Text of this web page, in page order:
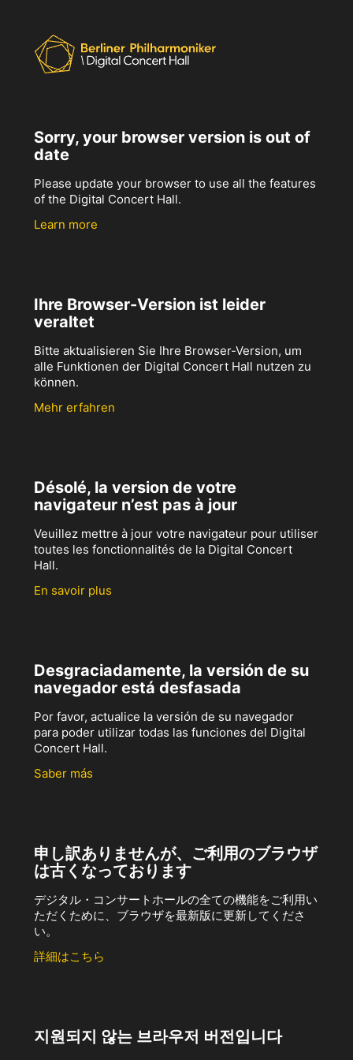
Sorry, your browser version is out of
date
Please update your browser to use all the features
of the Digital Concert Hall.
Learn more
Ihre Browser-Version ist leider
veraltet
Bitte aktualisieren Sie Ihre Browser-Version, um
alle Funktionen der Digital Concert Hall nutzen zu
können.
Mehr erfahren
Désolé, la version de votre
navigateur n’est pas à jour
Veuillez mettre à jour votre navigateur pour utiliser
toutes les fonctionnalités de la Digital Concert
Hall.
En savoir plus
Desgraciadamente, la versión de su
navegador está desfasada
Por favor, actualice la versión de su navegador
para poder utilizar todas las funciones del Digital
Concert Hall.
Saber más
申し訳ありませんが、ご利用のブラウザ
は古くなっております
デジタル・コンサートホールの全ての機能をご利用い
ただくために、ブラウザを最新版に更新してくださ
い。
詳細はこちら
지원되지 않는 브라우저 버전입니다